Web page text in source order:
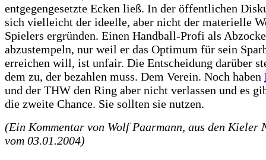
entgegengesetzte Ecken ließ. In der öffentlichen
sich vielleicht der ideelle, aber nicht der materielle
Spielers ergründen. Einen Handball-Profi als
abzustempeln, nur weil er das Optimum für sein
erreichen will, ist unfair. Die Entscheidung darüber
dem zu, der bezahlen muss. Dem Verein. Noch haben
und der THW den Ring aber nicht verlassen und es
die zweite Chance. Sie sollten sie nutzen.
(Ein Kommentar von Wolf Paarmann, aus den Kieler
vom 03.01.2004)